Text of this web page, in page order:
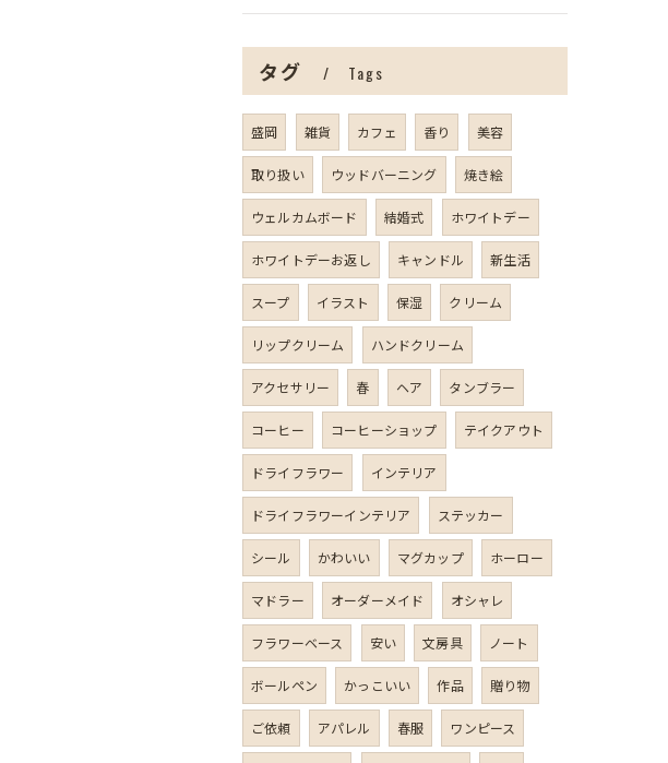
タグ Tags
盛岡 雑貨 カフェ 香り 美容
取り扱い ウッドバーニング 焼き絵
ウェルカムボード 結婚式 ホワイトデー
ホワイトデーお返し キャンドル 新生活
スープ イラスト 保湿 クリーム
リップクリーム ハンドクリーム
アクセサリー 春 ヘア タンブラー
コーヒー コーヒーショップ テイクアウト
ドライフラワー インテリア
ドライフラワーインテリア ステッカー
シール かわいい マグカップ ホーロー
マドラー オーダーメイド オシャレ
フラワーベース 安い 文房具 ノート
ボールペン かっこいい 作品 贈り物
ご依頼 アパレル 春服 ワンピース